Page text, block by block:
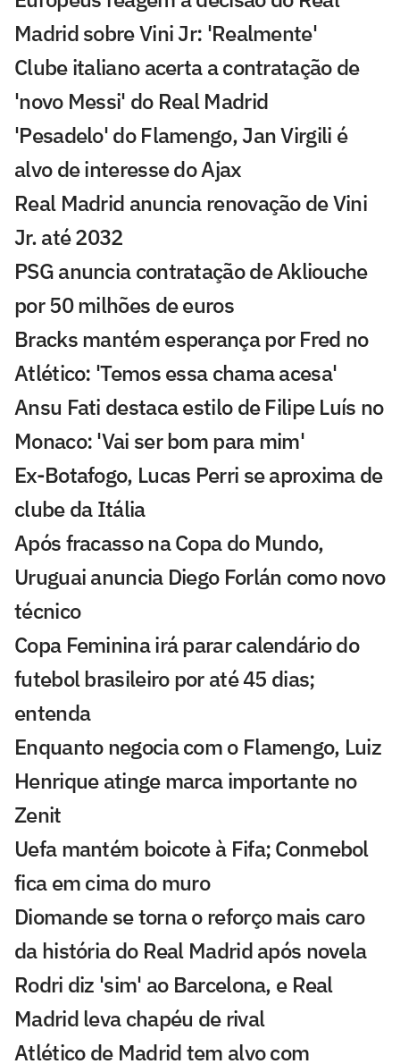
Madrid sobre Vini Jr: 'Realmente'
Clube italiano acerta a contratação de
'novo Messi' do Real Madrid
'Pesadelo' do Flamengo, Jan Virgili é
alvo de interesse do Ajax
Real Madrid anuncia renovação de Vini
Jr. até 2032
PSG anuncia contratação de Akliouche
por 50 milhões de euros
Bracks mantém esperança por Fred no
Atlético: 'Temos essa chama acesa'
Ansu Fati destaca estilo de Filipe Luís no
Monaco: 'Vai ser bom para mim'
Ex-Botafogo, Lucas Perri se aproxima de
clube da Itália
Após fracasso na Copa do Mundo,
Uruguai anuncia Diego Forlán como novo
técnico
Copa Feminina irá parar calendário do
futebol brasileiro por até 45 dias;
entenda
Enquanto negocia com o Flamengo, Luiz
Henrique atinge marca importante no
Zenit
Uefa mantém boicote à Fifa; Conmebol
fica em cima do muro
Diomande se torna o reforço mais caro
da história do Real Madrid após novela
Rodri diz 'sim' ao Barcelona, e Real
Madrid leva chapéu de rival
Atlético de Madrid tem alvo com